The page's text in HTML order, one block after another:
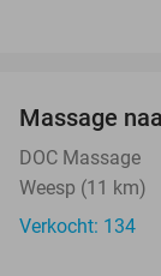
Massage
DOC Massage
Weesp (11 km)
Verkocht: 134